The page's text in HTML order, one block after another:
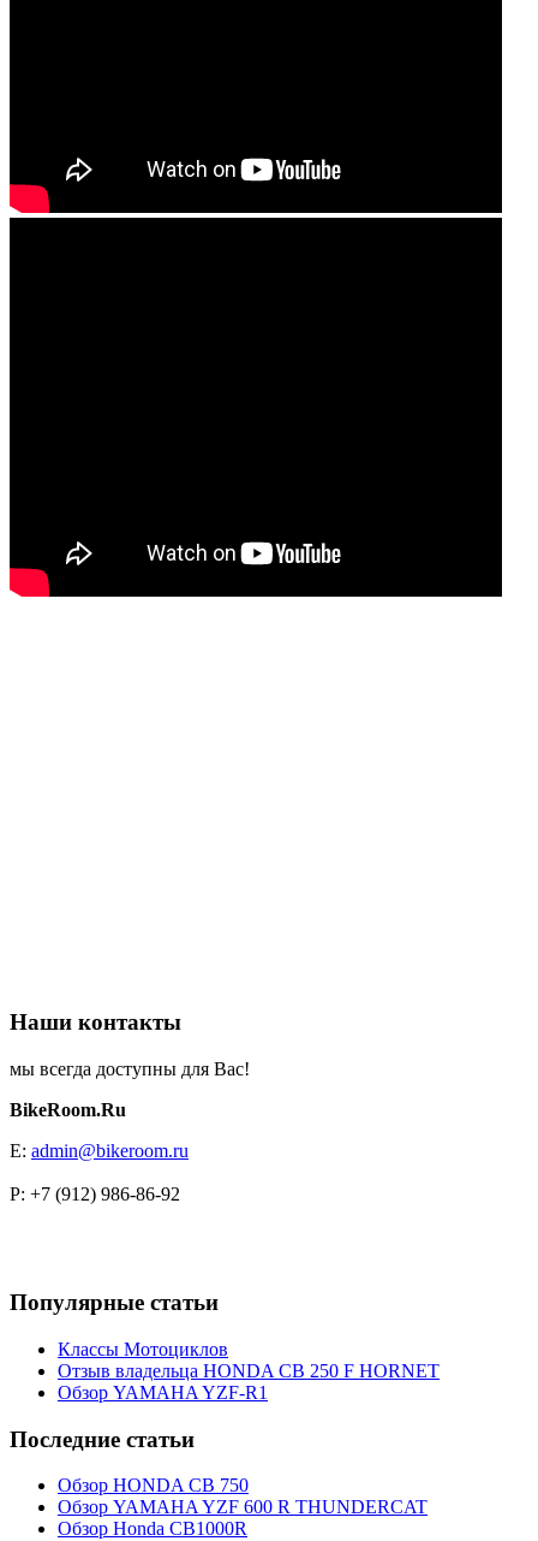
Наши контакты
мы всегда доступны для Вас!
BikeRoom.Ru
E: admin@bikeroom.ru
P: +7 (912) 986-86-92
Популярные статьи
Классы Мотоциклов
Отзыв владельца HONDA CB 250 F HORNET
Обзор YAMAHA YZF-R1
Последние статьи
Обзор HONDA CB 750
Обзор YAMAHA YZF 600 R THUNDERCAT
Обзор Honda CB1000R